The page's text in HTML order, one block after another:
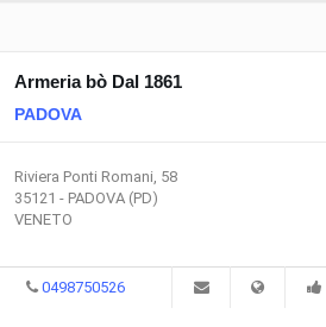
Armeria bò Dal 1861
PADOVA
Riviera Ponti Romani, 58
35121 - PADOVA (PD)
VENETO
0498750526
Vai al testo completo